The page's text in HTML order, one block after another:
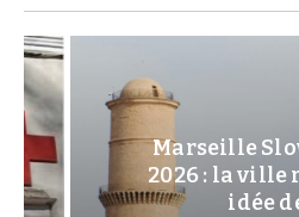
Marseille Slow
2026 : la ville
idée de la